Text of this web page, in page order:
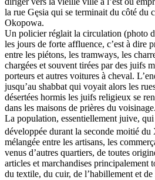
la rue Gęsia qui se terminait du côté du
Okopowa.
Un policier réglait la circulation (photo
les jours de forte affluence, c’est à dire
entre les piétons, les tramways, les
chargées et souvent tirées par des juifs
porteurs et autres voitures à cheval.
jusqu’au shabbat qui voyait alors les
désertées hormis les juifs religieux se
dans les maisons de prières du voisinage.
La population, essentiellement juive, qui
développée durant la seconde moitié
mélangée entre les artisans, les
venus d’autres quartiers, de toutes
articles et marchandises principalement
du textile, du cuir, de l’habillement et